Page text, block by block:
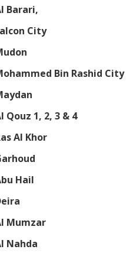
Barari,
City
Bin Rashid City
Qouz 1, 2, 3 & 4
Al Khor
Hail
Mumzar
Nahda